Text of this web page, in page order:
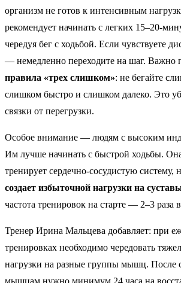
организм не готов к интенсивным
рекомендует начинать с легких 15–20-
чередуя бег с ходьбой. Если чувствуете
— немедленно переходите на шаг. Важно
правила «трех слишком»: не бегайте
слишком быстро и слишком далеко. Это
связки от перегрузки.
Особое внимание — людям с высоким
Им лучше начинать с быстрой ходьбы.
тренирует сердечно-сосудистую систему,
создает избыточной нагрузки на
частота тренировок на старте — 2–3 раза
Тренер Ирина Мальцева добавляет: при
тренировках необходимо чередовать
нагрузки на разные группы мышц. После